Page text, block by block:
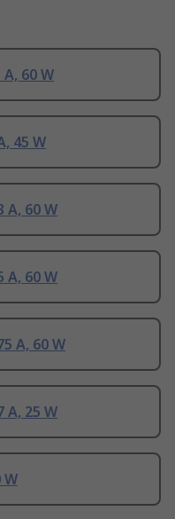
60 W
45 W
A, 60 W
A, 60 W
A, 60 W
A, 25 W
W